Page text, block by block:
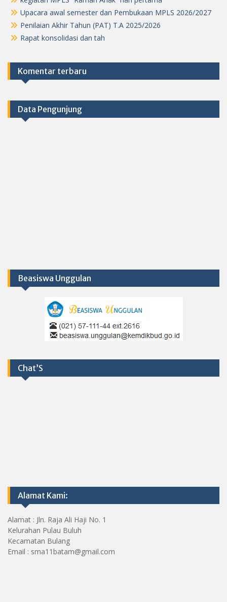
Upacara awal semester dan Pembukaan MPLS 2026/2027
Penilaian Akhir Tahun (PAT) T.A 2025/2026
Rapat konsolidasi dan tah
Komentar terbaru
Data Pengunjung
Beasiswa Unggulan
Chat’S
Alamat Kami:
Alamat : Jln. Raja Ali Haji No. 1
Kelurahan Pulau Buluh
Kecamatan Bulang
Email : sma11batam@gmail.com